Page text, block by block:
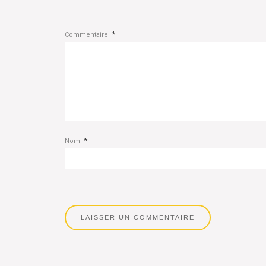
Commentaire *
Nom *